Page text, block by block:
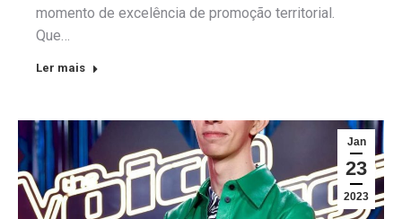
momento de excelência de promoção territorial.
Que…
Ler mais
Jan
23
2023